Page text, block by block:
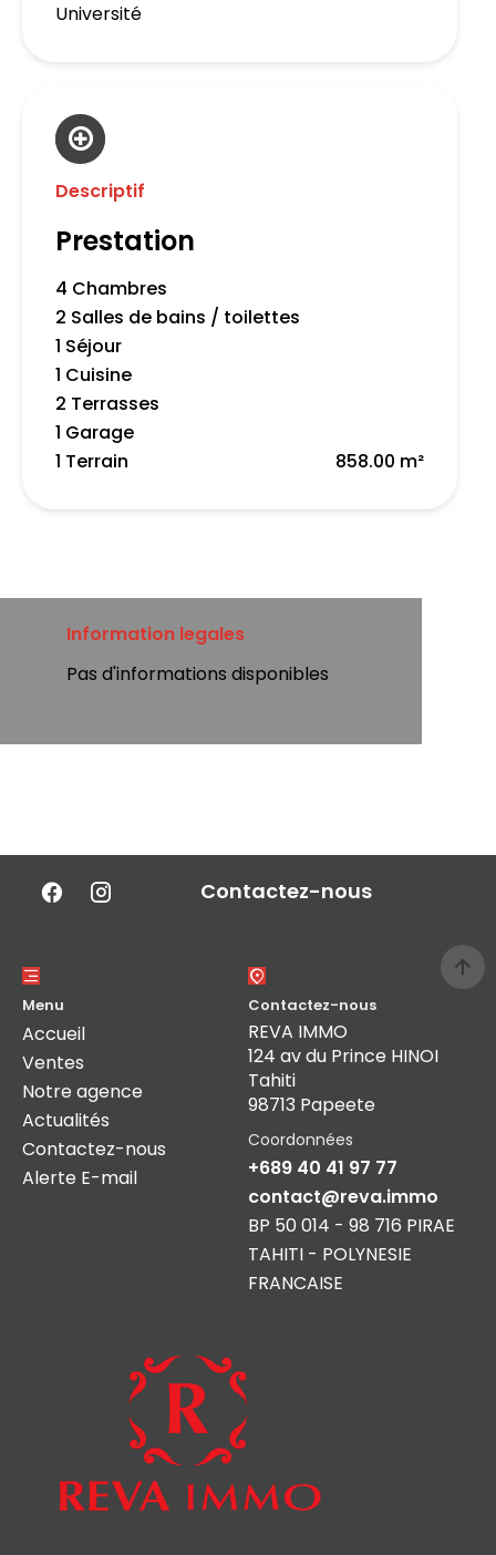
Université
Descriptif
Prestation
4 Chambres
2 Salles de bains / toilettes
1 Séjour
1 Cuisine
2 Terrasses
1 Garage
1 Terrain
858.00 m²
Information legales
Pas d'informations disponibles
Contactez-nous
Menu
Accueil
Ventes
Notre agence
Actualités
Contactez-nous
Alerte E-mail
Contactez-nous
REVA IMMO
124 av du Prince HINOI
Tahiti
98713 Papeete
Coordonnées
+689 40 41 97 77
contact@reva.immo
BP 50 014 - 98 716 PIRAE
TAHITI - POLYNESIE
FRANCAISE